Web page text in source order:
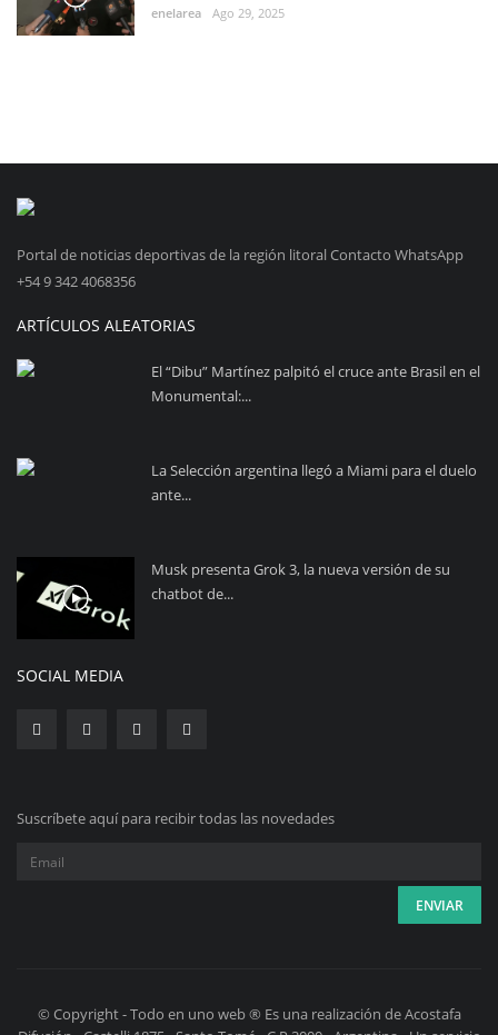
enelarea Ago 29, 2025
Portal de noticias deportivas de la región litoral Contacto WhatsApp
+54 9 342 4068356
ARTÍCULOS ALEATORIAS
El “Dibu” Martínez palpitó el cruce ante Brasil en el
Monumental:...
La Selección argentina llegó a Miami para el duelo
ante...
Musk presenta Grok 3, la nueva versión de su
chatbot de...
SOCIAL MEDIA
Suscríbete aquí para recibir todas las novedades
© Copyright - Todo en uno web ® Es una realización de Acostafa